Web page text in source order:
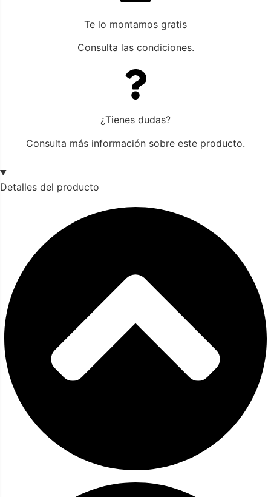
Te lo montamos gratis
Consulta las condiciones.
¿Tienes dudas?
Consulta más información sobre este producto.
Detalles del producto